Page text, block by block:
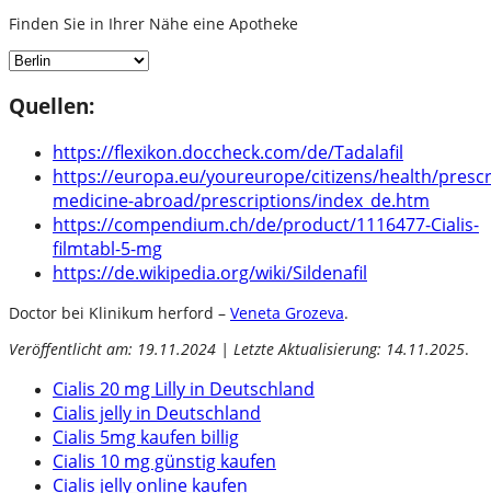
Finden Sie in Ihrer Nähe eine Apotheke
Quellen:
https://flexikon.doccheck.com/de/Tadalafil
https://europa.eu/youreurope/citizens/health/
medicine-abroad/prescriptions/index_de.htm
https://compendium.ch/de/product/1116477-Cialis-
filmtabl-5-mg
https://de.wikipedia.org/wiki/Sildenafil
Doctor bei Klinikum herford – Veneta Grozeva.
Veröffentlicht am: 19.11.2024 | Letzte Aktualisierung: 14.11.2025.
Cialis 20 mg Lilly in Deutschland
Cialis jelly in Deutschland
Cialis 5mg kaufen billig
Cialis 10 mg günstig kaufen
Cialis jelly online kaufen